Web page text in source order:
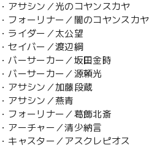
・アサシン／光のコヤンスカヤ
・フォーリナー／闇のコヤンスカヤ
・ライダー／太公望
・セイバー／渡辺綱
・バーサーカー／坂田金時
・バーサーカー／源頼光
・アサシン／加藤段蔵
・アサシン／燕青
・フォーリナー／葛飾北斎
・アーチャー／清少納言
・キャスター／アスクレピオス